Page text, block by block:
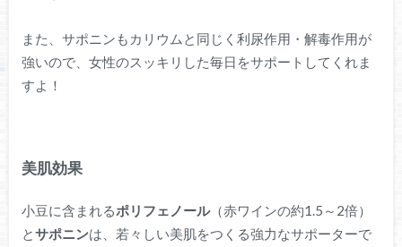
また、サポニンもカリウムと同じく利尿作用・解毒作用が
強いので、女性のスッキリした毎日をサポートしてくれま
すよ！
美肌効果
小豆に含まれるポリフェノール（赤ワインの約1.5～2倍）
とサポニンは、若々しい美肌をつくる強力なサポーターで